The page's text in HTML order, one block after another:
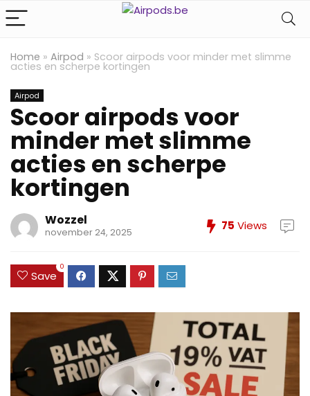
Home » Airpod » Scoor airpods voor minder met slimme
acties en scherpe kortingen
Airpod
Scoor airpods voor
minder met slimme
acties en scherpe
kortingen
Wozzel
november 24, 2025 75 Views
Save
0